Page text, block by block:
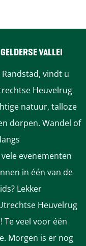
VALLEI
vindt u
Heuvelrug
natuur, talloze
dorpen. Wandel of
evenementen
in één van de
Lekker
Heuvelrug
Te veel voor één
Morgen is er nog